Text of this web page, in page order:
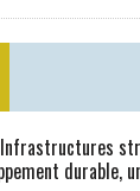
Infrastructures
durable,